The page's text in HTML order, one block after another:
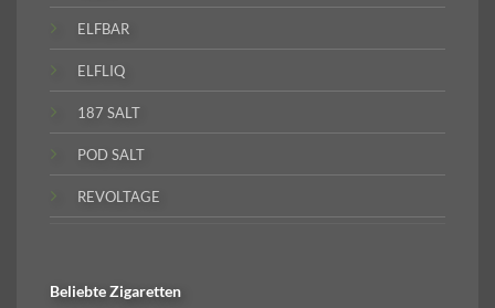
ELFBAR
ELFLIQ
187 SALT
POD SALT
REVOLTAGE
BeliebteZigaretten